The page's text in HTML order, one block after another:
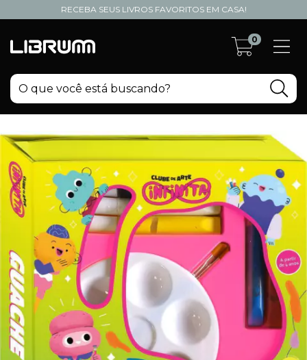
RECEBA SEUS LIVROS FAVORITOS EM CASA!
0